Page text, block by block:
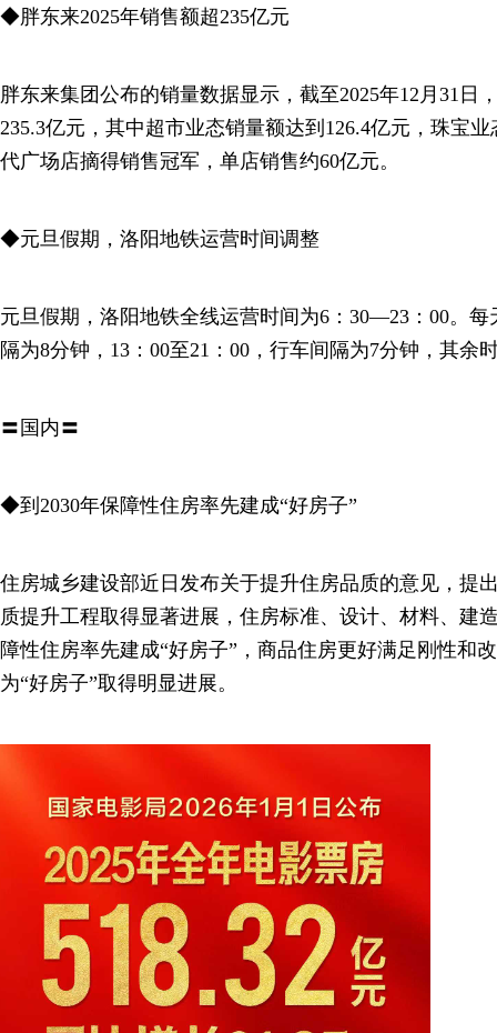
◆胖东来2025年销售额超235亿元
胖东来集团公布的销量数据显示，截至2025年12月31日
235.3亿元，其中超市业态销量额达到126.4亿元，珠宝
代广场店摘得销售冠军，单店销售约60亿元。
◆元旦假期，洛阳地铁运营时间调整
元旦假期，洛阳地铁全线运营时间为6：30—23：00。每
隔为8分钟，13：00至21：00，行车间隔为7分钟，其余
〓国内〓
◆到2030年保障性住房率先建成“好房子”
住房城乡建设部近日发布关于提升住房品质的意见，提
质提升工程取得显著进展，住房标准、设计、材料、建
障性住房率先建成“好房子”，商品住房更好满足刚性和
为“好房子”取得明显进展。